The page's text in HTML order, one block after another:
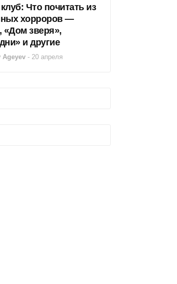
Что почитать из
хорроров —
«Дом зверя»,
и другие
Ageyev - 20 апреля